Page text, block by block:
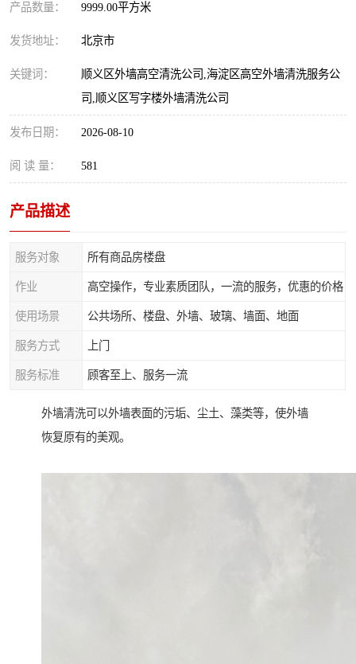
产品数量： 9999.00平方米
发货地址： 北京市
关键词：
顺义区外墙高空清洗公司,海淀区高空外墙清洗服务公
司,顺义区写字楼外墙清洗公司
发布日期： 2026-08-10
阅 读 量： 581
产品描述
服务对象 所有商品房楼盘
作业 高空操作，专业素质团队，一流的服务，优惠的价格
使用场景 公共场所、楼盘、外墙、玻璃、墙面、地面
服务方式 上门
服务标准 顾客至上、服务一流
外墙清洗可以外墙表面的污垢、尘土、藻类等，使外墙
恢复原有的美观。